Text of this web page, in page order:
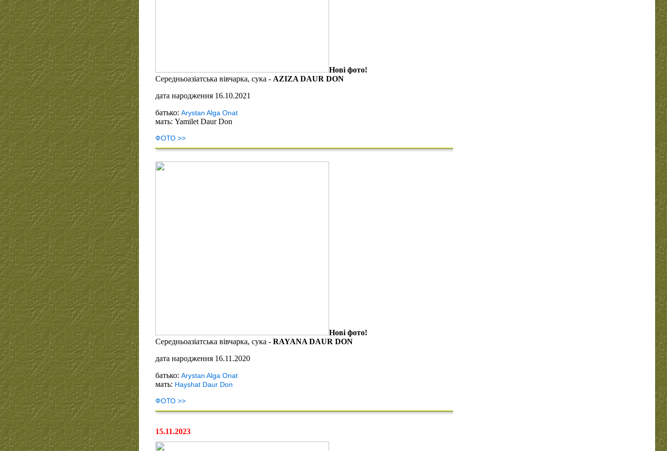
Нові фото!
Середньоазіатська вівчарка, сука - AZIZA DAUR DON
дата народження 16.10.2021
батько: Arystan Alga Onat
мать: Yamilet Daur Don
ФОТО >>
Нові фото!
Середньоазіатська вівчарка, сука - RAYANA DAUR DON
дата народження 16.11.2020
батько: Arystan Alga Onat
мать: Hayshat Daur Don
ФОТО >>
15.11.2023